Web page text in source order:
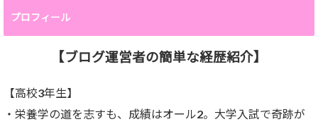
プロフィール
【ブログ運営者の簡単な経歴紹介】
【高校3年生】
・栄養学の道を志すも、成績はオール2。大学入試で奇跡が